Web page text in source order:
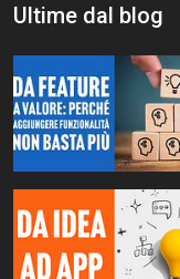
Ultime dal blog